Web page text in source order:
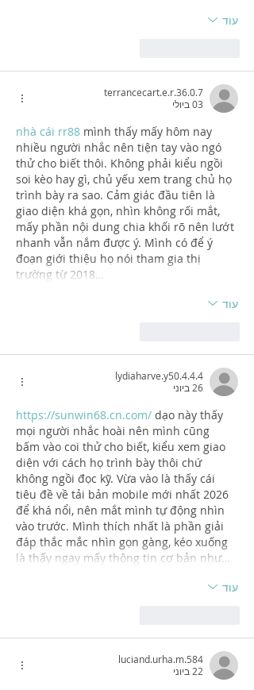
עוד
terrancecart.e.r.36.0.7
03 ביולי
nhà cái rr88 mình thấy mấy hôm nay
nhiều người nhắc nên tiện tay vào ngó
thử cho biết thôi. Không phải kiểu ngồi
soi kèo hay gì, chủ yếu xem trang chủ họ
trình bày ra sao. Cảm giác đầu tiên là
giao diện khá gọn, nhìn không rối mắt,
mấy phần nội dung chia khối rõ nên lướt
nhanh vẫn nắm được ý. Mình có để ý
đoạn giới thiệu họ nói tham gia thị
trường từ 2018…
עוד
lydiaharve.y50.4.4.4
26 ביוני
https://sunwin68.cn.com/ dạo này thấy
mọi người nhắc hoài nên mình cũng
bấm vào coi thử cho biết, kiểu xem giao
diện với cách họ trình bày thôi chứ
không ngồi đọc kỹ. Vừa vào là thấy cái
tiêu đề về tải bản mobile mới nhất 2026
để khá nổi, nên mắt mình tự động nhìn
vào trước. Mình thích nhất là phần giải
đáp thắc mắc nhìn gọn gàng, kéo xuống
là thấy ngay mấy thông tin cơ bản như…
עוד
luciand.urha.m.584
22 ביוני